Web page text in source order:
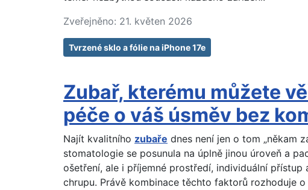
Zveřejněno: 21. květen 2026
Tvrzené sklo a fólie na iPhone 17e
Zubař, kterému můžete
péče o váš úsměv bez
Najít kvalitního zubaře dnes není jen o tom „někam
stomatologie se posunula na úplně jinou úroveň a
ošetření, ale i příjemné prostředí, individuální
chrupu. Právě kombinace těchto faktorů rozhoduje